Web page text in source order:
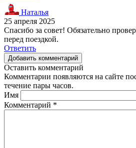
Наталья
25 апреля 2025
Спасибо за совет! Обязательно
перед поездкой.
Ответить
Добавить комментарий
Оставить комментарий
Комментарии появляются на сайте
течение пары часов.
Имя
Комментарий *